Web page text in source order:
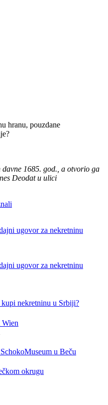
hranu, pouzdane
1685. god., a otvorio ga
Deodat u ulici
nekretninu u Srbiji?
u Beču